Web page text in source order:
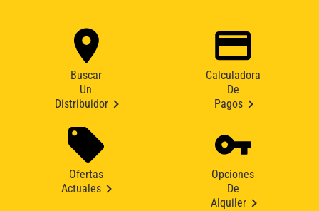
Buscar
Un
Distribuidor
Calculadora
De
Pagos
Ofertas
Actuales
Opciones
De
Alquiler